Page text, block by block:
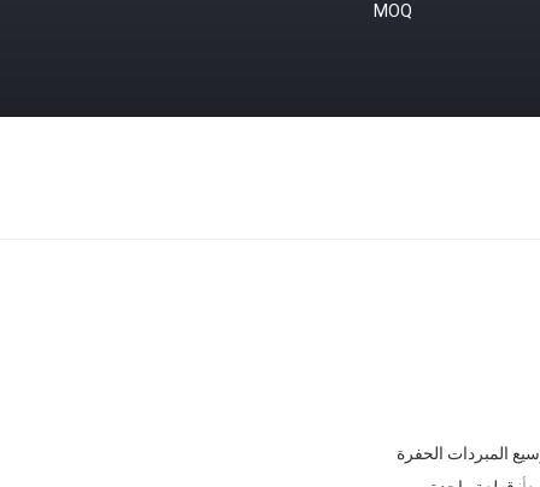
MOQ
المبردات الحفرة